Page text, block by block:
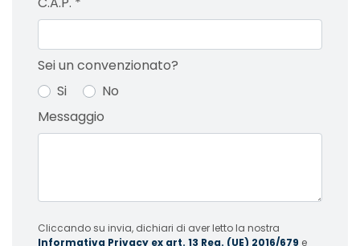
Sei un convenzionato?
Si
No
Messaggio
Cliccando su invia, dichiari di aver letto la nostra
Informativa Privacy ex art. 13 Reg. (UE) 2016/679 e